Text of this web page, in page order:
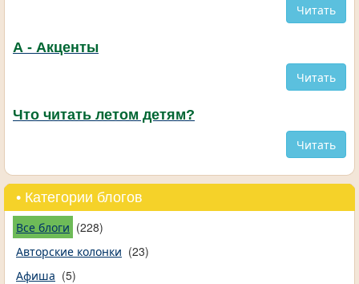
Читать
А - Акценты
Читать
Что читать летом детям?
Читать
• Категории блогов
Все блоги (228)
Авторские колонки (23)
Афиша (5)